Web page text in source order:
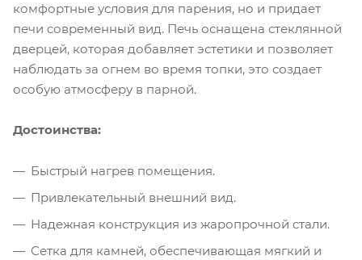
комфортные условия для парения, но и придает
печи современный вид. Печь оснащена стеклянной
дверцей, которая добавляет эстетики и позволяет
наблюдать за огнем во время топки, это создает
особую атмосферу в парной.
Достоинства:
Быстрый нагрев помещения.
Привлекательный внешний вид.
Надежная конструкция из жаропрочной стали.
Сетка для камней, обеспечивающая мягкий и